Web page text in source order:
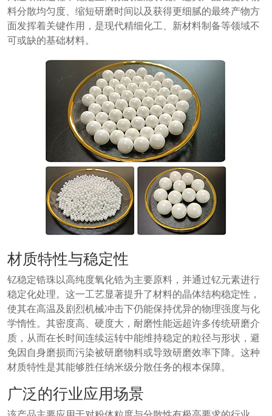
料分散均匀度、缩短研磨时间以及获得更细腻的最终产物方
面发挥着关键作用，是现代精细化工、新材料制备等领域不
可或缺的基础材料。
材质特性与稳定性
钇稳定锆珠以高纯度氧化锆为主要原料，并通过钇元素进行
稳定化处理。这一工艺显著提升了材料的晶体结构稳定性，
使其在高温及剧烈机械冲击下仍能保持优异的物理强度与化
学惰性。其密度高、硬度大，耐磨性能远超许多传统研磨介
质，从而在长时间连续运转中能维持稳定的粒径与形状，避
免因自身磨损而污染被研磨物料或导致研磨效率下降。这种
材质特性是其能够胜任纳米级分散任务的根本保障。
广泛的行业应用场景